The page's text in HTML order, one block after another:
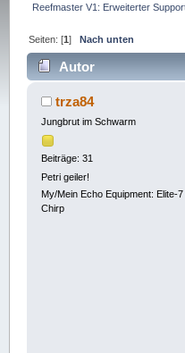
Reefmaster V1: Erweiterter
Seiten: [1]Nach unten
Autor
6108 mal)
trza84
Jungbrut im Schwarm
Beiträge: 31
Petri geiler!
My/Mein Echo Equipment: Elite-7
Chirp